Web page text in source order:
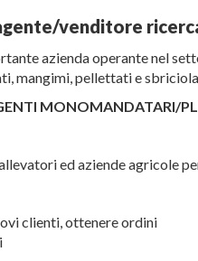
venditore
azienda operante nel
mangimi, pellettati e
ed aziende agricole
clienti, ottenere ordini